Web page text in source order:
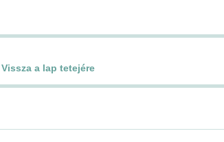
Vissza a lap tetejére